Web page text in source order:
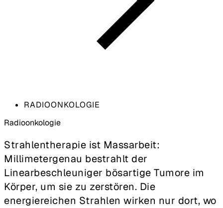
RADIOONKOLOGIE
Radio­onkologie
Strahlentherapie ist Massarbeit:
Millimetergenau bestrahlt der
Linearbeschleuniger bösartige Tumore im
Körper, um sie zu zerstören. Die
energiereichen Strahlen wirken nur dort, wo